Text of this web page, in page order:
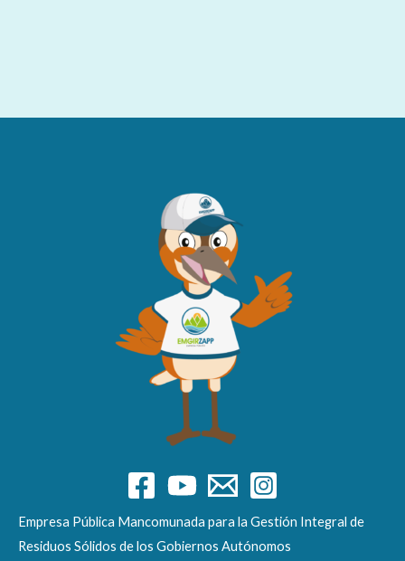
Empresa Pública Mancomunada para la Gestión Integral de
Residuos Sólidos de los Gobiernos Autónomos